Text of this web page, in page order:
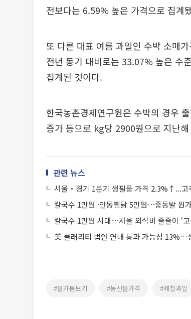
전보다는 6.59% 높은 가격으로 집계
또 다른 대표 여름 과일인 수박 소매
전년 동기 대비로는 33.07% 높은 수
집계된 것이다.
한국농촌경제연구원은 수박의 경우
증가 등으로 kg당 2900원으로 지난
관련 뉴스
서울‧경기 1분기 생필품 가격 2.3%↑...고
칼국수 1만원 ·안동찜닭 5만원⋯중동발 원
칼국수 1만원 시대⋯서울 외식비 줄줄이 ‘고
美 클래리티 법안 연내 통과 가능성 13%…
#물가돋보기 #농산물가격 #제철과일